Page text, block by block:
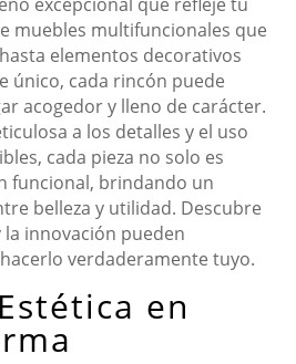
muebles multifuncionales que
elementos decorativos
único, cada rincón puede
acogedor y lleno de carácter.
a los detalles y el uso
cada pieza no solo es
funcional, brindando un
belleza y utilidad. Descubre
innovación pueden
verdaderamente tuyo.
en